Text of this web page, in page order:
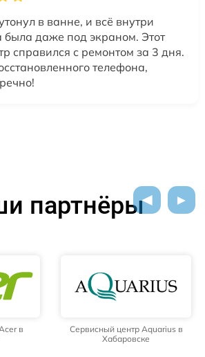
в ванне, и всё внутри
была даже под экраном. Этот
справился с ремонтом за 3 дня.
телефона,
партнёры
в
Сервисный центр Aquarius в
Хабаровске